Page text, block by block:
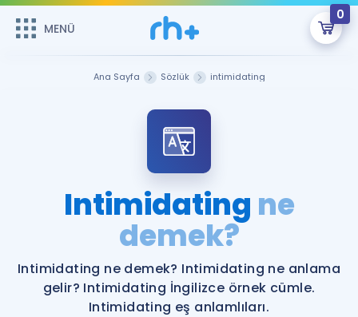
MENÜ
0
Şifremi Hatırlamıyorum
Sepetin Şu An Boş.
Remzi Hoca ile seni sınava hazırlayacak onlarca eğitim seni
bekliyor!
MENÜ
Katılımcı Görüşleri
Faydalı Araçlar
Ücretsiz Kaynaklar
İngilizce Gramer
Ana Sayfa Sözlük intimidating
Intimidating ne
demek?
Intimidating ne demek? Intimidating ne anlama
gelir? Intimidating İngilizce örnek cümle.
Intimidating eş anlamlıları.